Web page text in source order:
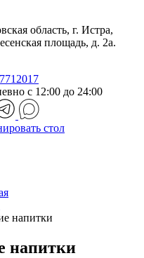
область, г. Истра,
площадь, д. 2а.
с 12:00 до 24:00
стол
напитки
напитки